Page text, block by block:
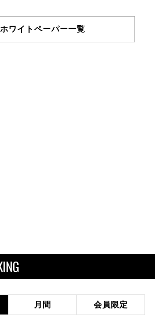
ホワイトペーパー一覧
月間 会員限定